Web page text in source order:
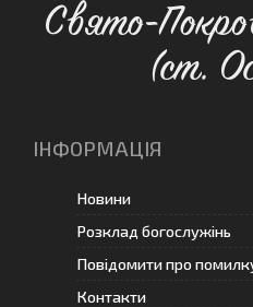
Свято-
(ст.
ІНФОРМАЦІЯ
Новини
Розклад богослужінь
Повідомити про
Контакти